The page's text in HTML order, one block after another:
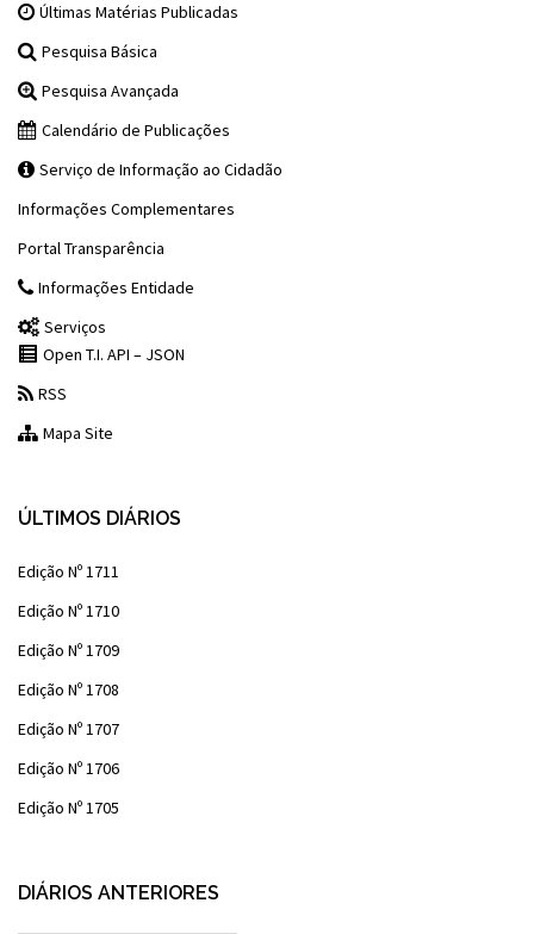
Últimas Matérias Publicadas
Pesquisa Básica
Pesquisa Avançada
Calendário de Publicações
Serviço de Informação ao Cidadão
Informações Complementares
Portal Transparência
Informações Entidade
Serviços
Open T.I. API – JSON
RSS
Mapa Site
ÚLTIMOS DIÁRIOS
Edição Nº 1711
Edição Nº 1710
Edição Nº 1709
Edição Nº 1708
Edição Nº 1707
Edição Nº 1706
Edição Nº 1705
DIÁRIOS ANTERIORES